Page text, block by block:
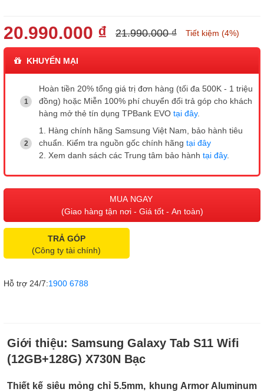
20.990.000 ₫ 21.990.000 ₫ Tiết kiệm (4%)
KHUYẾN MẠI
Hoàn tiền 20% tổng giá trị đơn hàng (tối đa 500K - 1 triệu
đồng) hoặc Miễn 100% phí chuyển đổi trả góp cho khách
hàng mở thẻ tín dụng TPBank EVO tại đây.
1. Hàng chính hãng Samsung Việt Nam, bảo hành tiêu
chuẩn. Kiểm tra nguồn gốc chính hãng tại đây
2. Xem danh sách các Trung tâm bảo hành tại đây.
MUA NGAY
(Giao hàng tận nơi - Giá tốt - An toàn)
TRẢ GÓP
(Công ty tài chính)
Hỗ trợ 24/7:1900 6788
Giới thiệu: Samsung Galaxy Tab S11 Wifi
(12GB+128G) X730N Bạc
Thiết kế siêu mỏng chỉ 5.5mm, khung Armor Aluminum